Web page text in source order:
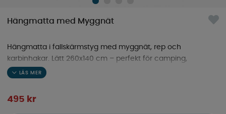
Hängmatta med Myggnät
Hängmatta i fallskärmstyg med myggnät, rep och
karbinhakar. Lätt 260x140 cm – perfekt för camping,
vandring och resa.
495 kr